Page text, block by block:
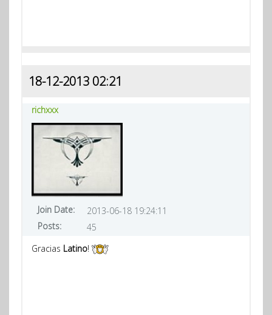
18-12-2013 02:21
richxxx
Join Date:
2013-06-18 19:24:11
Posts:
45
Gracias Latino!